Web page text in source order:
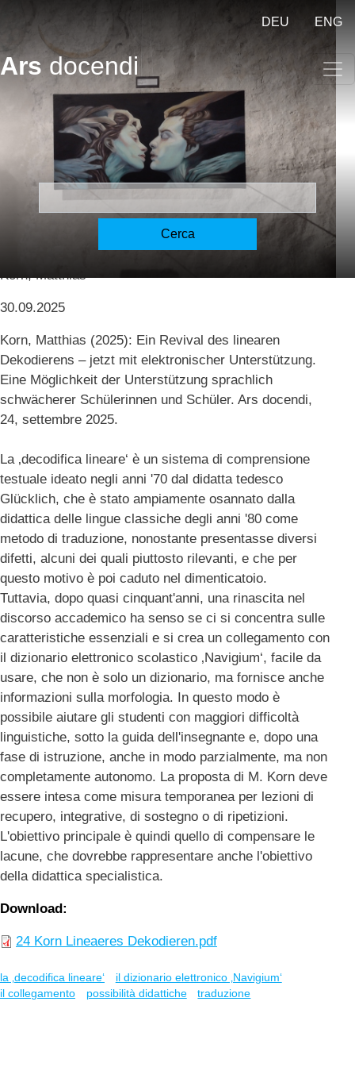
Cerca
DEU ENG
Ars docendi
Ein Revival des linearen
Dekodierens - Il ritorno della
decodifica lineare - A revival
of linear decoding [Korn]
Korn, Matthias
30.09.2025
Korn, Matthias (2025): Ein Revival des linearen
Dekodierens – jetzt mit elektronischer Unterstützung.
Eine Möglichkeit der Unterstützung sprachlich
schwächerer Schülerinnen und Schüler. Ars docendi,
24, settembre 2025.
La ‚decodifica lineare‘ è un sistema di comprensione
testuale ideato negli anni '70 dal didatta tedesco
Glücklich, che è stato ampiamente osannato dalla
didattica delle lingue classiche degli anni '80 come
metodo di traduzione, nonostante presentasse diversi
difetti, alcuni dei quali piuttosto rilevanti, e che per
questo motivo è poi caduto nel dimenticatoio.
Tuttavia, dopo quasi cinquant'anni, una rinascita nel
discorso accademico ha senso se ci si concentra sulle
caratteristiche essenziali e si crea un collegamento con
il dizionario elettronico scolastico ‚Navigium‘, facile da
usare, che non è solo un dizionario, ma fornisce anche
informazioni sulla morfologia. In questo modo è
possibile aiutare gli studenti con maggiori difficoltà
linguistiche, sotto la guida dell'insegnante e, dopo una
fase di istruzione, anche in modo parzialmente, ma non
completamente autonomo. La proposta di M. Korn deve
essere intesa come misura temporanea per lezioni di
recupero, integrative, di sostegno o di ripetizioni.
L'obiettivo principale è quindi quello di compensare le
lacune, che dovrebbe rappresentare anche l'obiettivo
della didattica specialistica.
Download
24 Korn Lineaeres Dekodieren.pdf
la ‚decodifica lineare‘
il dizionario elettronico ‚Navigium‘
il collegamento
possibilità didattiche traduzione